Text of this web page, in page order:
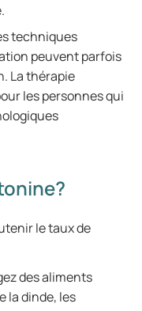
techniques
peuvent parfois
La thérapie
les personnes qui
le taux de
des aliments
la dinde, les